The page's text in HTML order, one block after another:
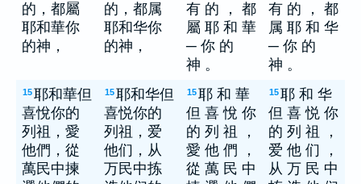
的，都屬
耶和華你
的神，
的，都属
耶和华你
的神，
有 的 ， 都
屬 耶 和 華
─ 你 的
神 。
有 的 ， 都
属 耶 和 华
─ 你 的
神 。
15耶和華但
喜悅你的
列祖，愛
他們，從
萬民中揀
15耶和华但
喜悦你的
列祖，爱
他们，从
万民中拣
15耶 和 華
但 喜 悅 你
的 列 祖 ，
愛 他 們 ，
從 萬 民 中
15耶 和 华
但 喜 悦 你
的 列 祖 ，
爱 他 们 ，
从 万 民 中